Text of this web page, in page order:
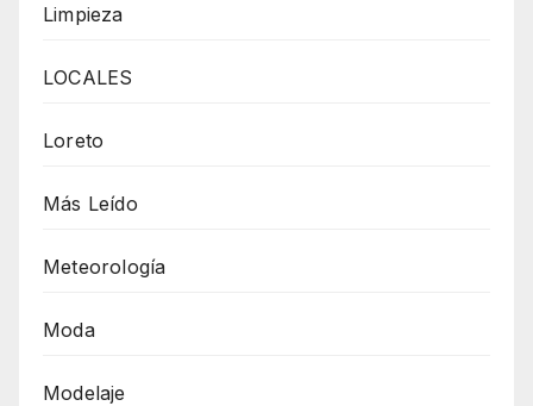
Limpieza
LOCALES
Loreto
Más Leído
Meteorología
Moda
Modelaje